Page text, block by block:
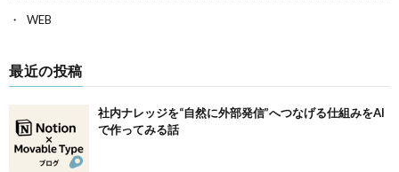
WEB
最近の投稿
社内ナレッジを“自然に外部発信”へつなげる仕組みをAI
で作ってみる話